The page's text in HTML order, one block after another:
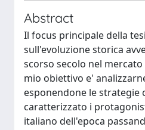
Abstract
Il focus principale della
sull'evoluzione storica
scorso secolo nel
mio obiettivo e'
esponendone le strategie
caratterizzato i
italiano dell'epoca